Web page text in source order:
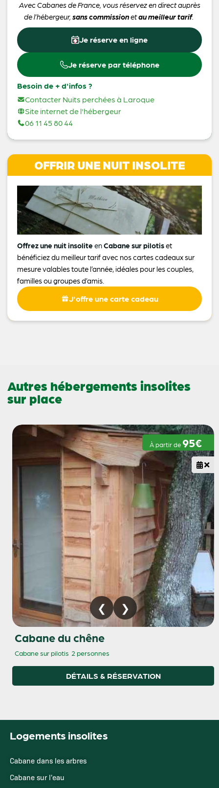
Avec Cabanes de France, vous réservez en direct auprès
de l’hébergeur, sans commissionetau meilleur tarif.
Je réserve en ligne
Je réserve par téléphone
Besoin de + d'infos ?
Contacter Nuits perchées à Laroque
Site internet de l'hébergeur
06 11 45 80 44
OFFRIR UNE NUIT INSOLITE
Offrez une nuit insolite enCabane sur pilotiset
bénéficiez du meilleur tarif avec nos cartes cadeaux sur
mesure valables toute l’année, idéales pour les couples,
familles ou groupes d’amis.
J'offre une carte cadeau
Autres hébergements insolites
sur place
À partir de 95€
Cabane du chêne
Cabane sur pilotis 2 personnes
DÉTAILS & RÉSERVATION
Logements insolites
Cabane dans les arbres
Cabane sur l'eau